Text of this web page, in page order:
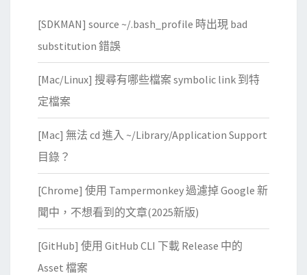
群
中
的
入
規
，
允
許
家
中
[SDKMAN] source ~/.bash_profile 時出現 bad
substitution 錯誤
[Mac/Linux] 搜尋有哪些檔案 symbolic link 到特
定檔案
[Mac] 無法 cd 進入 ~/Library/Application Support
目錄？
[Chrome] 使用 Tampermonkey 過濾掉 Google 新
聞中，不想看到的文章(2025新版)
[GitHub] 使用 GitHub CLI 下載 Release 中的
Asset 檔案